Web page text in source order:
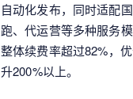
自动化发布，同时适配
跑、代运营等多种服务
整体续费率超过82%，
升200%以上。